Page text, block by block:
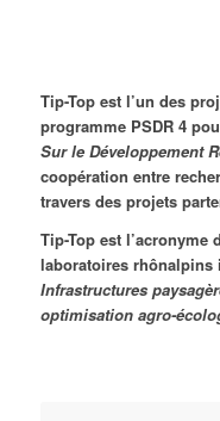
Tip-Top est l’un des
programme PSDR 4
Sur le Développement
coopération entre
travers des projets
Tip-Top est
laboratoires rhônalpins
Infrastructures
optimisation agro-